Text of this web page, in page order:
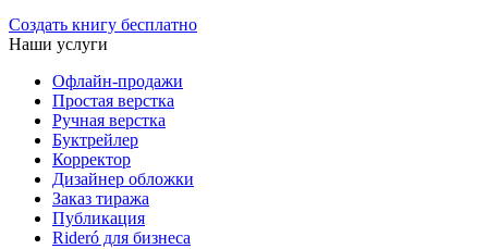
Создать книгу бесплатно
Наши услуги
Офлайн-продажи
Простая верстка
Ручная верстка
Буктрейлер
Корректор
Дизайнер обложки
Заказ тиража
Публикация
Rideró для бизнеса